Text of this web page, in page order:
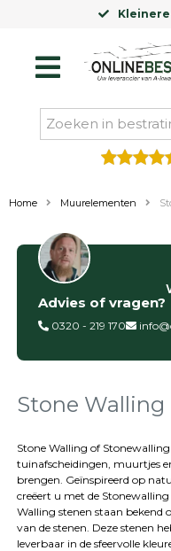
Home Muurelementen
Filter op
Categorieën
Betontegels
tegels
Natuursteen
Terrastegels
Tuintegels
Stoeptegels
Buitentegels
Balkontegels
Advies of vragen?
0320 - 219 170
Stone Walling
Stone Walling of
tuinafscheidingen, muurtjes
brengen. Geïnspireerd op
creëert u met de
Walling stenen staan bekend
van de stenen. Deze stenen
leverbaar in de sfeervolle